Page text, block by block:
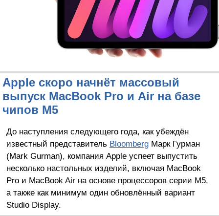
Apple скоро начнёт массовый
выпуск MacBook Pro и Air на базе
чипов M5
До наступления следующего года, как убеждён
известный представитель BloombergМарк Гурман
(Mark Gurman), компания Apple успеет выпустить
несколько настольных изделий, включая MacBook
Pro и MacBook Air на основе процессоров серии M5,
а также как минимум один обновлённый вариант
Studio Display.